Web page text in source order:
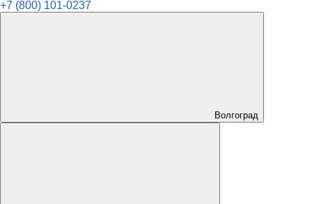
+7 (800) 101-0237
Волгоград